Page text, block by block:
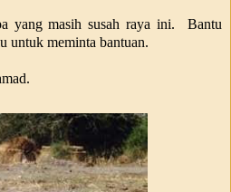
yang masih susah raya ini. Bantu
untuk meminta bantuan.